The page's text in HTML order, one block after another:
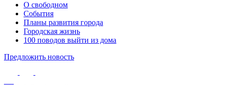
О свободном
События
Планы развития города
Городская жизнь
100 поводов выйти из дома
Предложить новость